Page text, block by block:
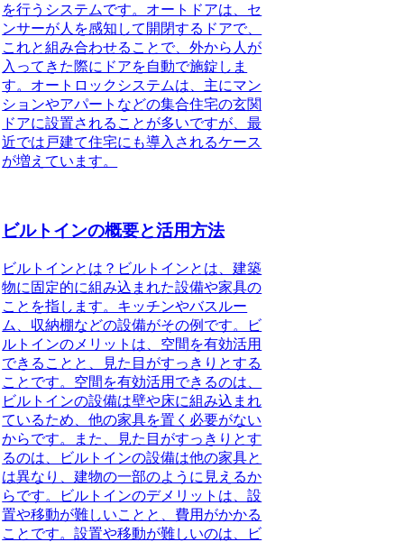
を行うシステムです。オートドアは、セ
ンサーが人を感知して開閉するドアで、
これと組み合わせることで、外から人が
入ってきた際にドアを自動で施錠しま
す。オートロックシステムは、主にマン
ションやアパートなどの集合住宅の玄関
ドアに設置されることが多いですが、最
近では戸建て住宅にも導入されるケース
が増えています。
ビルトインの概要と活用方法
ビルトインとは？ビルトインとは、建築
物に固定的に組み込まれた設備や家具の
ことを指します。キッチンやバスルー
ム、収納棚などの設備がその例です。ビ
ルトインのメリットは、空間を有効活用
できることと、見た目がすっきりとする
ことです。空間を有効活用できるのは、
ビルトインの設備は壁や床に組み込まれ
ているため、他の家具を置く必要がない
からです。また、見た目がすっきりとす
るのは、ビルトインの設備は他の家具と
は異なり、建物の一部のように見えるか
らです。ビルトインのデメリットは、設
置や移動が難しいことと、費用がかかる
ことです。設置や移動が難しいのは、ビ